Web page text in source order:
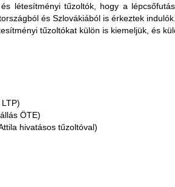
létesítményi tűzoltók, hogy a
és Szlovákiából is érkeztek indulók.
tűzoltókat külön is kiemeljük, és
ÖTE)
hivatásos tűzoltóval)